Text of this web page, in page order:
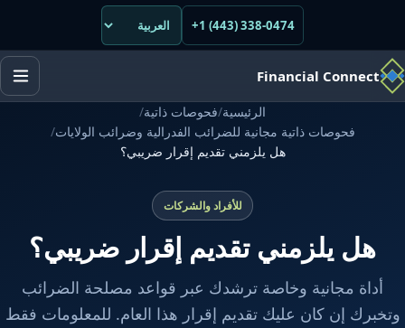
+1 (443) 338-0474
Financial Connect
الرئيسية/فحوصات ذاتية/
فحوصات ذاتية مجانية للضرائب الفدرالية وضرائب الولايات/
هل يلزمني تقديم إقرار ضريبي؟
للأفراد والشركات
هل يلزمني تقديم إقرار ضريبي؟
أداة مجانية وخاصة ترشدك عبر قواعد مصلحة الضرائب
وتخبرك إن كان عليك تقديم إقرار هذا العام. للمعلومات فقط